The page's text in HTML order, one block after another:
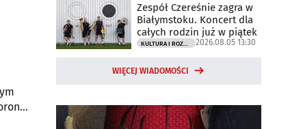
Zespół Czereśnie zagra w
Białymstoku. Koncert dla
całych rodzin już w piątek
2026.08.05 13:30
WIĘCEJ WIADOMOŚCI